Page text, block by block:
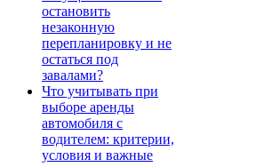
остановить
незаконную
перепланировку и не
остаться под
завалами?
Что учитывать при
выборе аренды
автомобиля с
водителем: критерии,
условия и важные